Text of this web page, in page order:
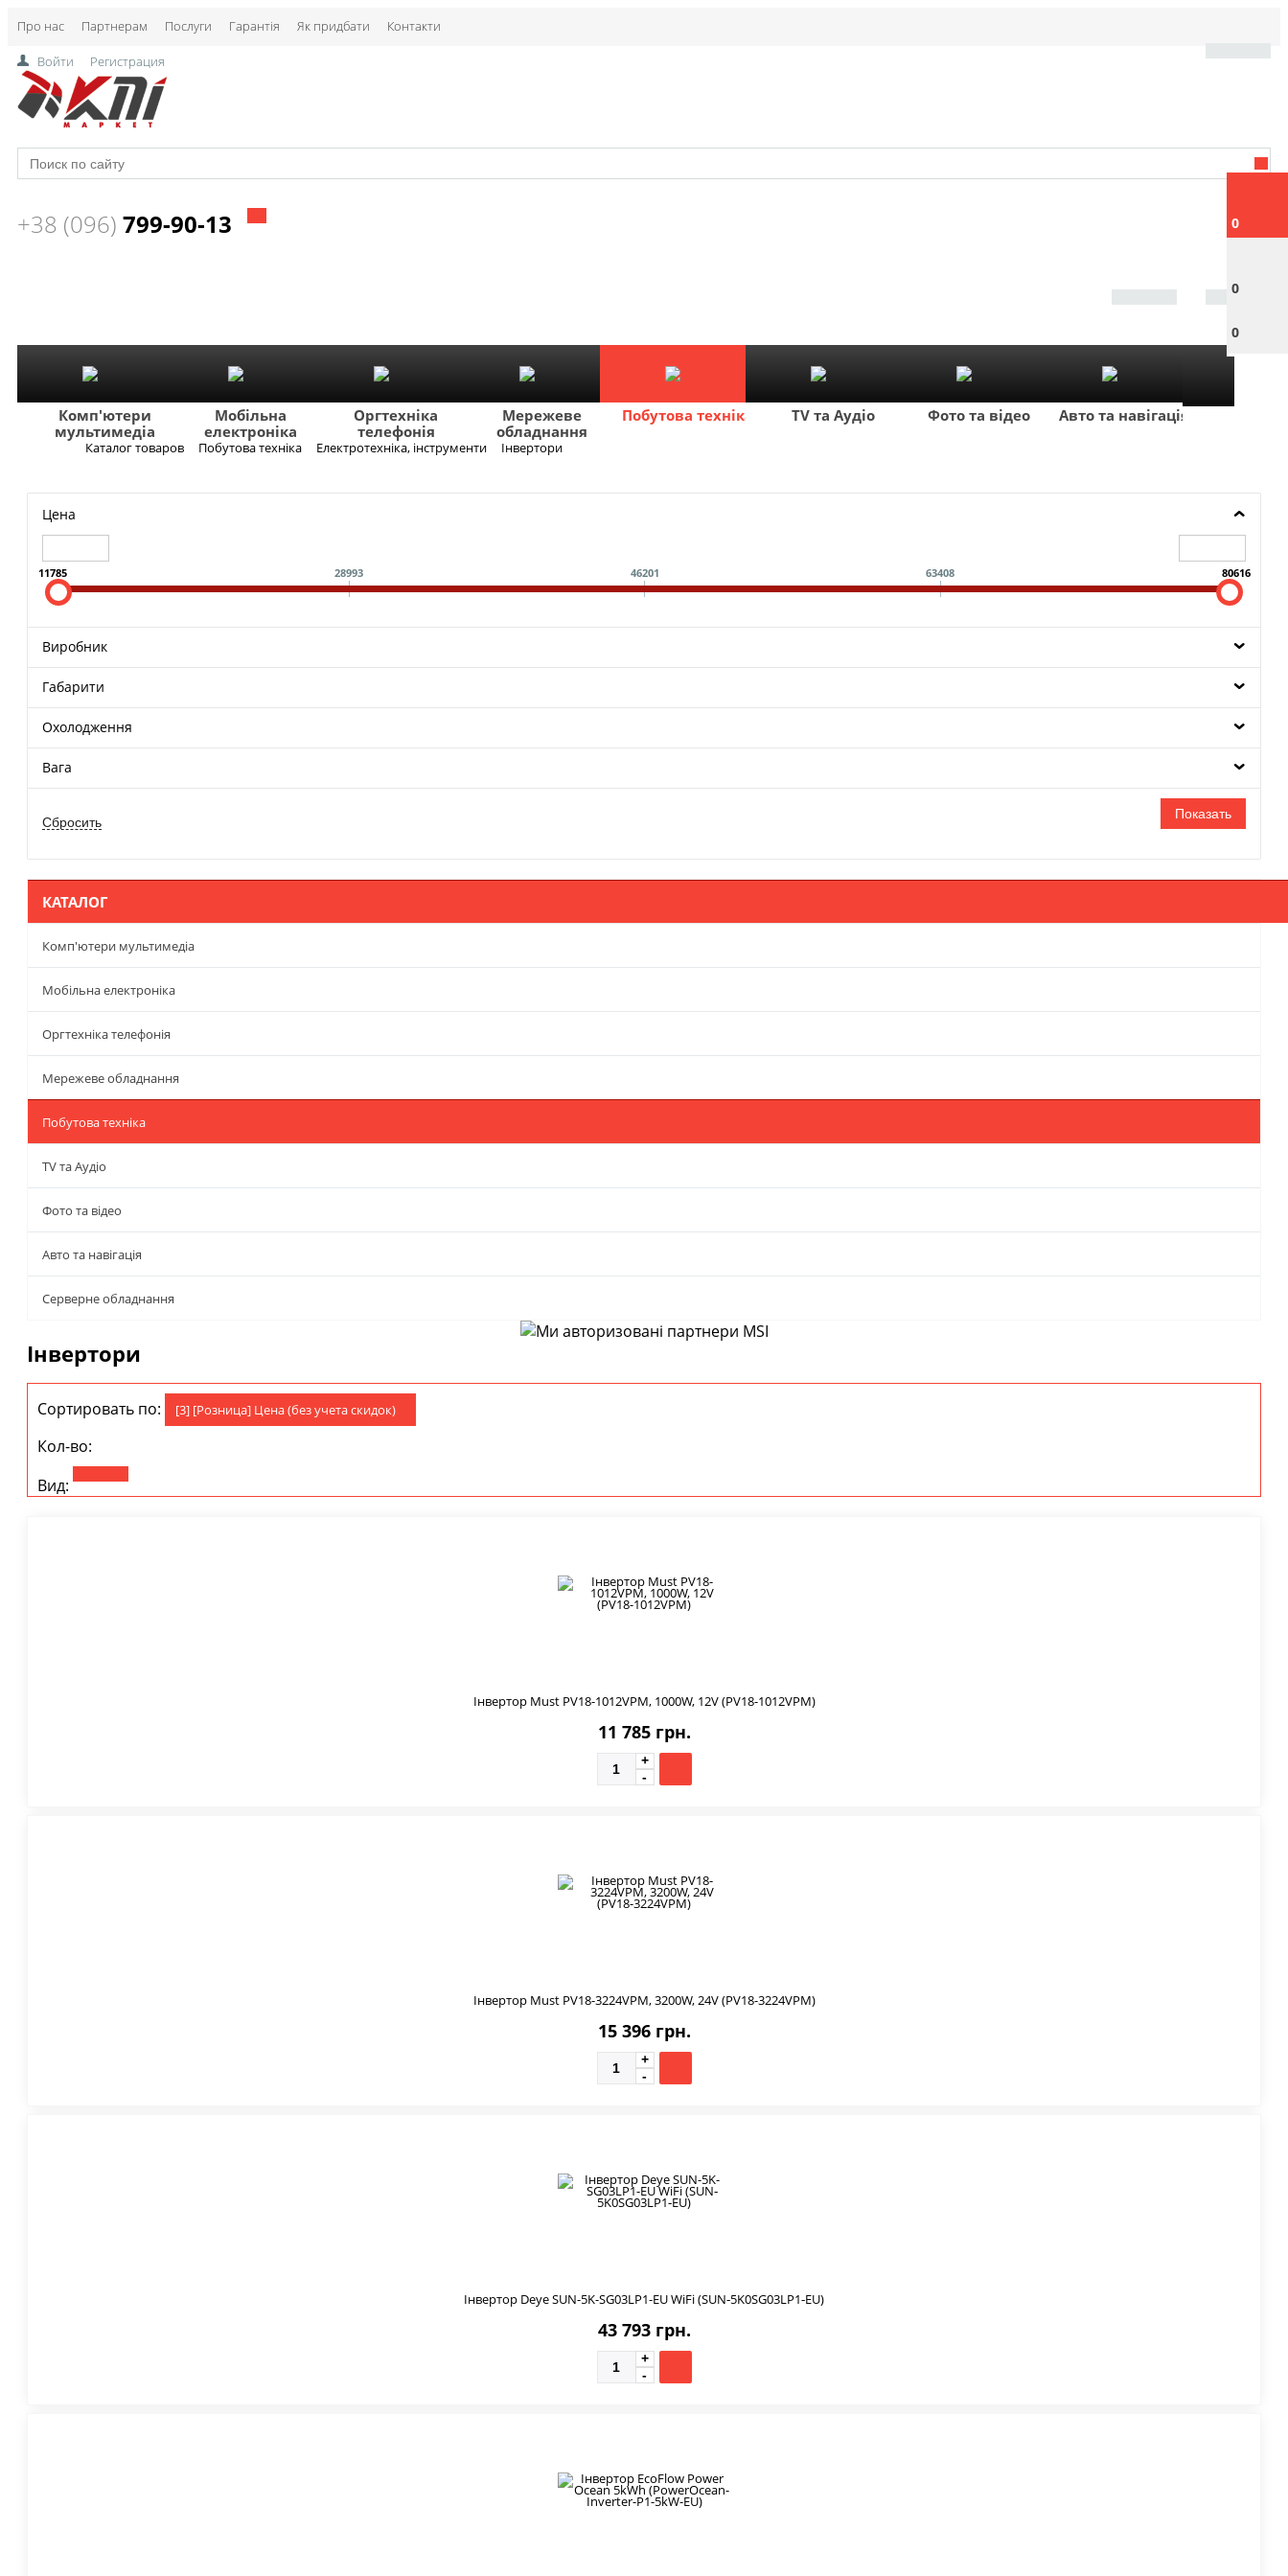
Про нас Партнерам Послуги Гарантія Як придбати Контакти
0
0
0
Войти Регистрация
+38 (096) 799-90-13
Комп'ютери
мультимедіа
Мобільна
електроніка
Оргтехніка
телефонія
Мережеве
обладнання
Побутова техніка TV та Аудіо Фото та відео Авто та навігація
Каталог товаров Побутова техніка Електротехніка, інструменти Інвертори
Цена
11785 28993 46201 63408 80616
Виробник
Габарити
Охолодження
Вага
КАТАЛОГ
Комп'ютери мультимедіа
Мобільна електроніка
Оргтехніка телефонія
Мережеве обладнання
Побутова техніка
TV та Аудіо
Фото та відео
Авто та навігація
Серверне обладнання
Інвертори
Сортировать по: [3] [Розница] Цена (без учета скидок)
Кол-во:
Вид:
Інвертор Must PV18-1012VPM, 1000W, 12V (PV18-1012VPM)
11 785 грн.
Інвертор Must PV18-3224VPM, 3200W, 24V (PV18-3224VPM)
15 396 грн.
Інвертор Deye SUN-5K-SG03LP1-EU WiFi (SUN‐5K0SG03LP1‐EU)
43 793 грн.